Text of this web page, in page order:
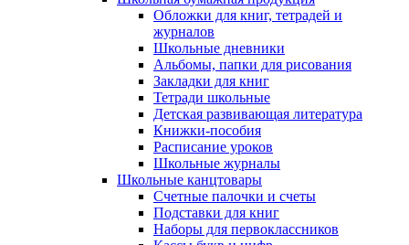
Обложки для книг, тетрадей и
журналов
Школьные дневники
Альбомы, папки для рисования
Закладки для книг
Тетради школьные
Детская развивающая литература
Книжки-пособия
Расписание уроков
Школьные журналы
Школьные канцтовары
Счетные палочки и счеты
Подставки для книг
Наборы для первоклассников